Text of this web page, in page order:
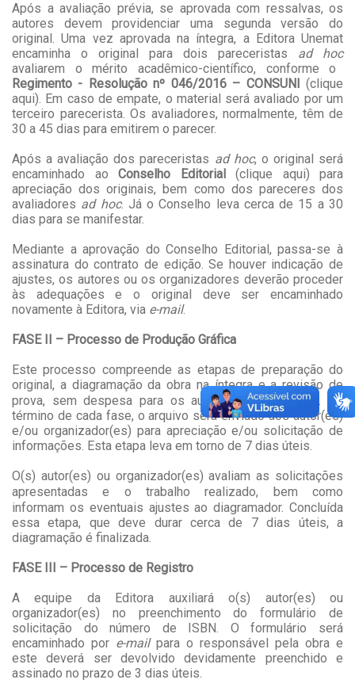
Após a avaliação prévia, se aprovada com ressalvas, os
autores devem providenciar uma segunda versão do
original. Uma vez aprovada na íntegra, a Editora Unemat
encaminha o original para dois pareceristas ad hoc
avaliarem o mérito acadêmico-científico, conforme o
Regimento - Resolução nº 046/2016 – CONSUNI
(clique
aqui). Em caso de empate, o material será avaliado por um
terceiro parecerista. Os avaliadores, normalmente, têm de
30 a 45 dias para emitirem o parecer.
Após aavaliaçãodos pareceristas ad hoc, o original será
encaminhado ao Conselho Editorial (clique aqui) para
apreciação dos originais, bem como dos pareceres dos
avaliadores ad hoc. Já o Conselho leva cerca de 15 a 30
dias para se manifestar.
Mediante a aprovação do Conselho Editorial, passa-se à
assinatura do contrato de edição. Se houver indicação de
ajustes, os autores ou os organizadores deverão proceder
às adequações e o original deve ser encaminhado
novamente à Editora, via e-mail.
FASE II – Processo de Produção Gráfica
Este processo compreendeas etapas de preparação do
original, a diagramação da obra na íntegra e a revisão de
prova, sem despesa para os autores/organizadores . Ao
término de cada fase, o arquivo será enviadoaos autor(es)
e/ou organizador(es) para apreciaçãoe/ou solicitação de
informações. Esta etapa leva em torno de 7 dias úteis.
O(s) autor(es) ou organizador(es) avaliamas solicitações
apresentadas e o trabalho realizado, bem como
informam os eventuais ajustes ao diagramador. Concluída
essa etapa, que deve durar cerca de 7 dias úteis,a
diagramação é finalizada.
FASE III – Processo de Registro
A equipe da Editora auxiliará o(s) autor(es) ou
organizador(es) no preenchimento do formulário de
solicitação do número de ISBN. O formulário será
encaminhado por e-mailpara o responsável pela obra e
este deverá ser devolvido devidamente preenchido e
assinado no prazo de 3 dias úteis.